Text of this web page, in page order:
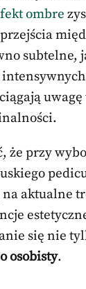
ombre
subtelne,
że przy
na aktualne
się nie
osobisty.